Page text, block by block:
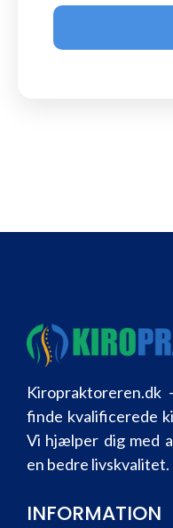
finde kvalificerede
Vi hjælper dig med
en bedre livskvalitet.
INFORMATION